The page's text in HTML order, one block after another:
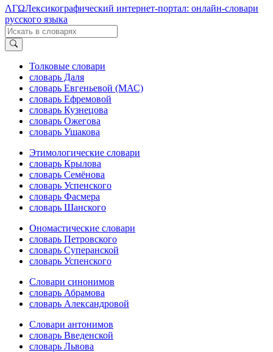
ΛΓΩЛексикографический интернет-портал: онлайн-словари
русского языка
Толковые словари
словарь Даля
словарь Евгеньевой (МАС)
словарь Ефремовой
словарь Кузнецова
словарь Ожегова
словарь Ушакова
Этимологические словари
словарь Крылова
словарь Семёнова
словарь Успенского
словарь Фасмера
словарь Шанского
Ономастические словари
словарь Петровского
словарь Суперанской
словарь Успенского
Словари синонимов
словарь Абрамова
словарь Александровой
Словари антонимов
словарь Введенской
словарь Львова